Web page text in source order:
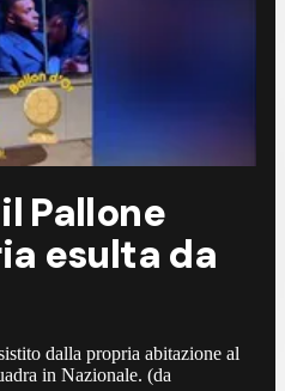
Pallone
esulta da
dalla propria abitazione al
in Nazionale. (da